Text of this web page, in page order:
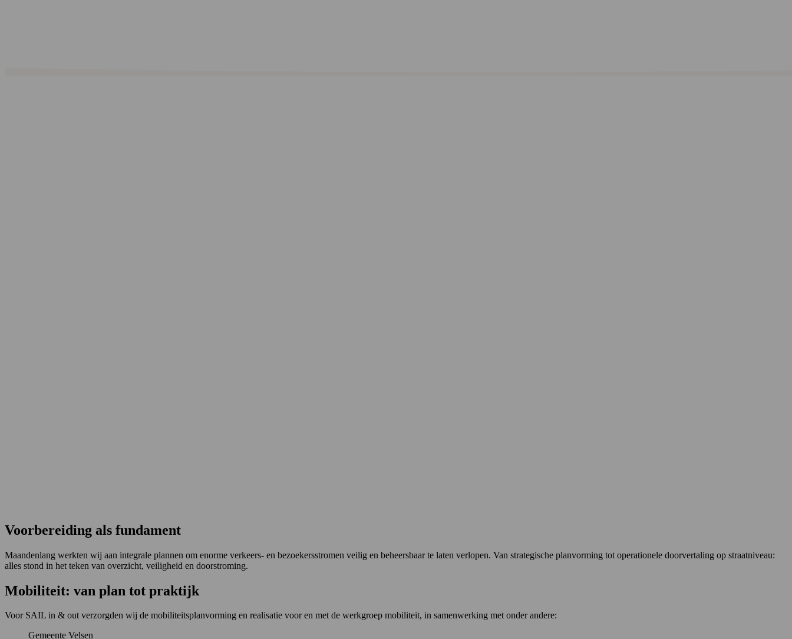
Voorbereiding als fundament
Maandenlang werkten wij aan integrale plannen om enorme verkeers- en bezoekersstromen veilig en beheersbaar te laten verlopen. Van strategische planvorming tot operationele doorvertaling op straatniveau:
alles stond in het teken van overzicht, veiligheid en doorstroming.
Mobiliteit: van plan tot praktijk
Voor SAIL in & out verzorgden wij de mobiliteitsplanvorming en realisatie voor en met de werkgroep mobiliteit, in samenwerking met onder andere:
Gemeente Velsen